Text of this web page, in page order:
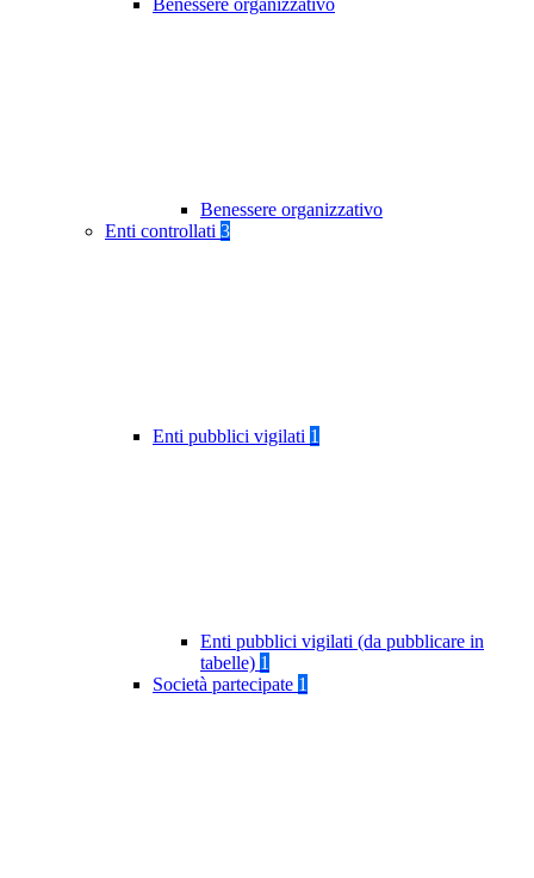
Benessere organizzativo
Benessere organizzativo
Enti controllati 3
Enti pubblici vigilati 1
Enti pubblici vigilati (da pubblicare in
tabelle) 1
Società partecipate 1